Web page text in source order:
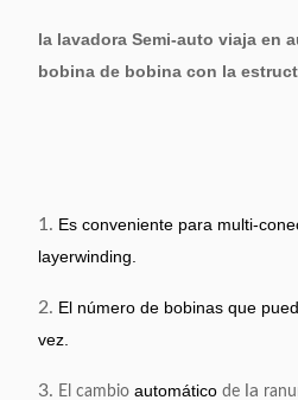
la lavadora Semi-auto viaja en
bobina de bobina con la
1. Es conveniente para multi-
layerwinding.
2. El número de bobinas que
vez.
3. El cambio automático de la